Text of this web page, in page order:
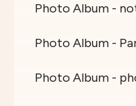
Photo Album -
Photo Album -
Photo Album -